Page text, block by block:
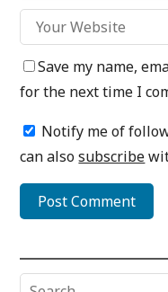
Save my name,
for the next time I
Notify me of
can alsosubscribe